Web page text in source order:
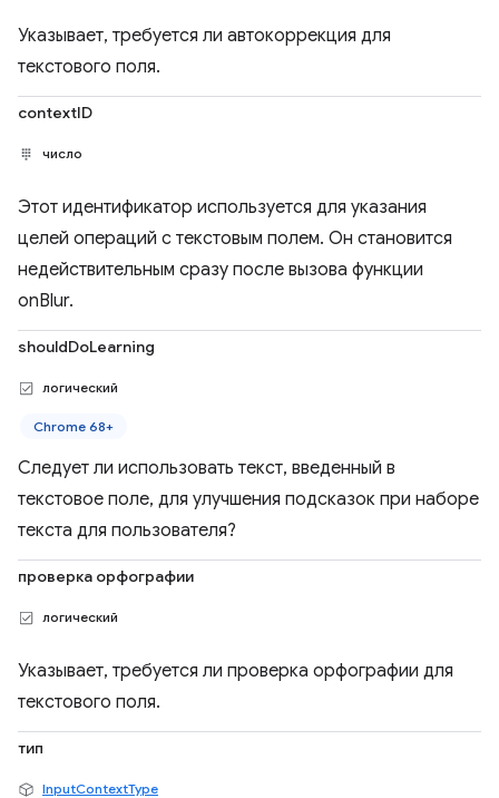
Указывает, требуется ли автокоррекция для
текстового поля.
contextID
число
Этот идентификатор используется для указания
целей операций с текстовым полем. Он становится
недействительным сразу после вызова функции
onBlur.
shouldDoLearning
логический
Chrome 68+
Следует ли использовать текст, введенный в
текстовое поле, для улучшения подсказок при наборе
текста для пользователя?
проверка орфографии
логический
Указывает, требуется ли проверка орфографии для
текстового поля.
тип
InputContextType